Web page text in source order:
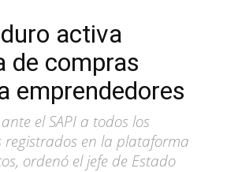
activa
de compras
emprendedores
el SAPI a todos los
registrados en la plataforma
ordenó el jefe de Estado